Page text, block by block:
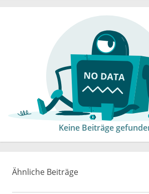
Keine Beiträge
Ähnliche Beiträge